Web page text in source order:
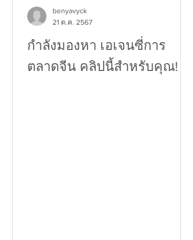
กำลังมองหา เอเจนซี่การ
ตลาดจีน คลิปนี้สำหรับคุณ!
benyavyck
21 ต.ค. 2567